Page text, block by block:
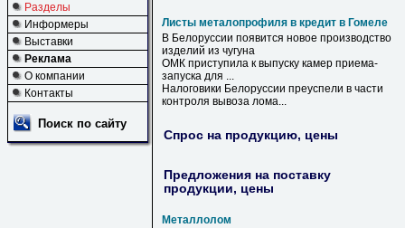
Разделы
Информеры
Выставки
Реклама
О компании
Контакты
Поиск по сайту
Листы металопрофиля в кредит в Гомеле
В Белоруссии появится новое производство
изделий из чугуна
ОМК приступила к выпуску камер приема-
запуска для ...
Налоговики Белоруссии преуспели в части
контроля вывоза лома...
Спрос на продукцию, цены
Предложения на поставку
продукции, цены
Металлолом